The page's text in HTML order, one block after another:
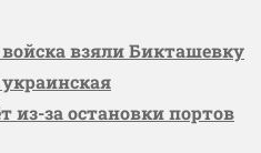
взяли Бикташевку
из-за остановки портов